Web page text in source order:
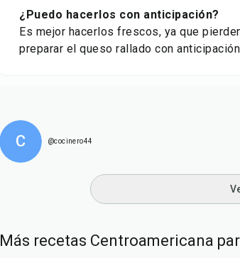
¿Puedo hacerlos con anticipación?
Es mejor hacerlos frescos, ya que
preparar el queso rallado con
C @cocinero44
Más recetas Centroamericana